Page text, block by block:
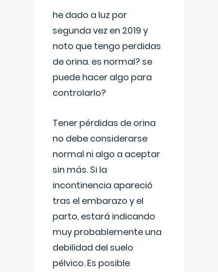
he dado a luz por
segunda vez en 2019 y
noto que tengo perdidas
de orina. es normal? se
puede hacer algo para
controlarlo?
Tener pérdidas de orina
no debe considerarse
normal ni algo a aceptar
sin más. Si la
incontinencia apareció
tras el embarazo y el
parto, estará indicando
muy probablemente una
debilidad del suelo
pélvico. Es posible